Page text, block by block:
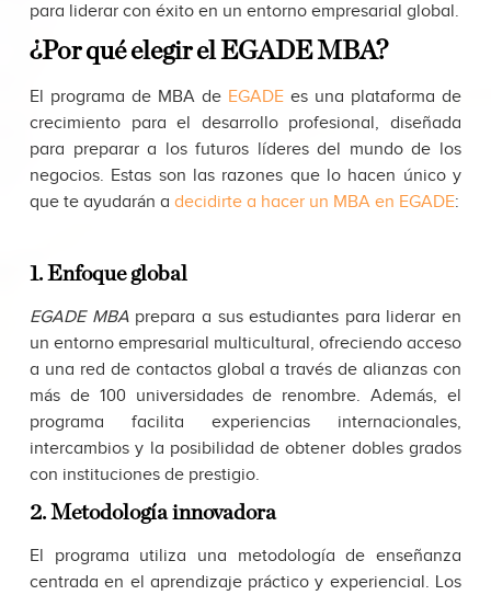
para liderar con éxito en un entorno empresarial global.
¿Por qué elegir el EGADE MBA?
El programa de MBA de EGADE es una plataforma de
crecimiento para el desarrollo profesional, diseñada
para preparar a los futuros líderes del mundo de los
negocios. Estas son las razones que lo hacen único y
que te ayudarán a decidirte a hacer un MBA en EGADE:
1. Enfoque global
EGADE MBAprepara a sus estudiantes para liderar en
un entorno empresarial multicultural, ofreciendo acceso
a una red de contactos global a través de alianzas con
más de 100 universidades de renombre. Además, el
programa facilita experiencias internacionales,
intercambios y la posibilidad de obtener dobles grados
con instituciones de prestigio.
2. Metodología innovadora
El programa utiliza una metodología de enseñanza
centrada en el aprendizaje práctico y experiencial. Los